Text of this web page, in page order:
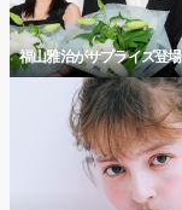
福山雅治がサプライズ登場